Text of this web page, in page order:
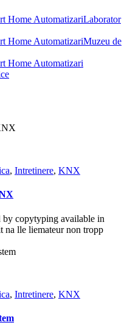
Laborator
Muzeu de
, Intretinere, KNX
by copytyping available in
na lle liemateur non tropp
, Intretinere, KNX